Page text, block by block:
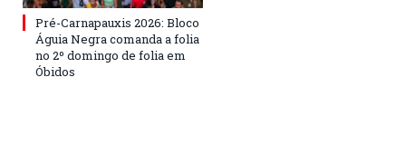
Pré-Carnapauxis 2026: Bloco
Águia Negra comanda a folia
no 2º domingo de folia em
Óbidos